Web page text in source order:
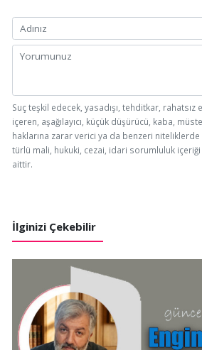
Suç teşkil edecek, yasadışı, tehditkar,
içeren, aşağılayıcı, küçük düşürücü, kaba,
haklarına zarar verici ya da benzeri
türlü mali, hukuki, cezai, idari sorumluluk içeriği
aittir.
İlginizi Çekebilir